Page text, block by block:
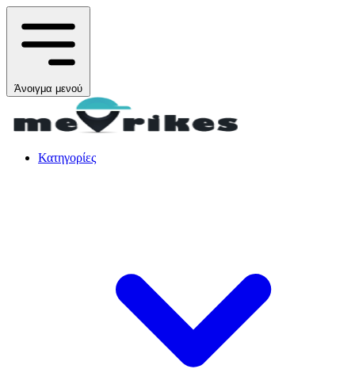
Άνοιγμα μενού
Κατηγορίες